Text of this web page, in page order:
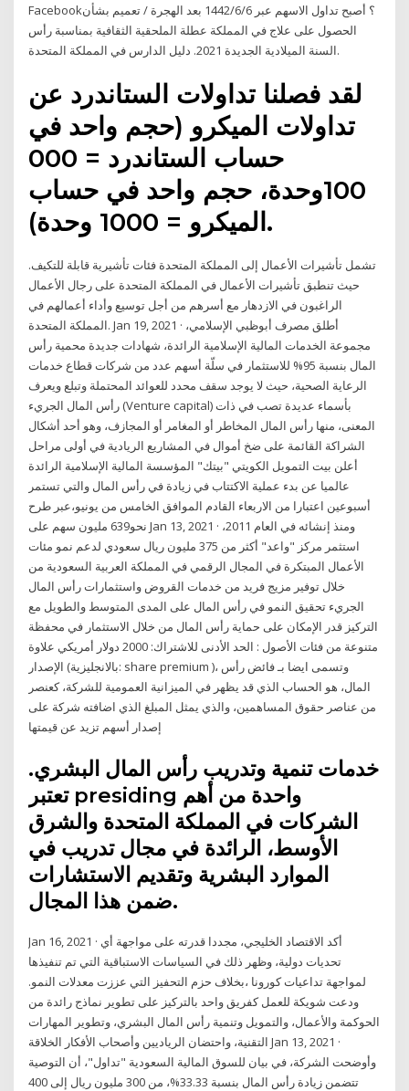
Facebook؟ أصبح تداول الاسهم عبر 6‏‏/6‏‏/1442 بعد الهجرة / تعميم بشأن
الحصول على علاج في المملكة عطلة الملحقية الثقافية بمناسبة رأس
السنة الميلادية الجديدة 2021. دليل الدارس في المملكة المتحدة.
لقد فصلنا تداولات الستاندرد عن
تداولات الميكرو (حجم واحد في
حساب الستاندرد = 000
100وحدة، حجم واحد في حساب
الميكرو = 1000 وحدة).
تشمل تأشيرات الأعمال إلى المملكة المتحدة فئات تأشيرية قابلة للتكيف.
حيث تنطبق تأشيرات الأعمال في المملكة المتحدة على رجال الأعمال
الراغبون في الازدهار مع أسرهم من أجل توسيع وأداء أعمالهم في
المملكة المتحدة. Jan 19, 2021 · أطلق مصرف أبوظبي الإسلامي،
مجموعة الخدمات المالية الإسلامية الرائدة، شهادات جديدة محمية رأس
المال بنسبة 95% للاستثمار في سلّة أسهم عدد من شركات قطاع خدمات
الرعاية الصحية، حيث لا يوجد سقف محدد للعوائد المحتملة وتبلع ويعرف
رأس المال الجريء (Venture capital) بأسماء عديدة تصب في ذات
المعنى، منها رأس المال المخاطر أو المغامر أو المجازف، وهو أحد أشكال
الشراكة القائمة على ضخ أموال في المشاريع الريادية في أولى مراحل
أعلن بيت التمويل الكويتي "بيتك" المؤسسة المالية الإسلامية الرائدة
عالميا عن بدء عملية الاكتتاب في زيادة في رأس المال والتي تستمر
أسبوعين اعتبارا من الاربعاء القادم الموافق الخامس من يونيو،عبر طرح
نحو639 مليون سهم على Jan 13, 2021 · ومنذ إنشائه في العام 2011،
استثمر مركز "واعد" أكثر من 375 مليون ريال سعودي لدعم نمو مئات
الأعمال المبتكرة في المجال الرقمي في المملكة العربية السعودية من
خلال توفير مزيج فريد من خدمات القروض واستثمارات رأس المال
الجريء تحقيق النمو في رأس المال على المدى المتوسط والطويل مع
التركيز قدر الإمكان على حماية رأس المال من خلال الاستثمار في محفظة
متنوعة من فئات الأصول : الحد الأدنى للاشتراك: 2000 دولار أمريكي علاوة
الإصدار (بالانجليزية: share premium )، وتسمى ايضا بـ فائض رأس
المال، هو الحساب الذي قد يظهر في الميزانية العمومية للشركة، كعنصر
من عناصر حقوق المساهمين، والذي يمثل المبلغ الذي اضافته شركة على
إصدار أسهم تزيد عن قيمتها
خدمات تنمية وتدريب رأس المال البشري.
تعتبر presiding واحدة من أهم
الشركات في المملكة المتحدة والشرق
الأوسط، الرائدة في مجال تدريب في
الموارد البشرية وتقديم الاستشارات
ضمن هذا المجال.
Jan 16, 2021 · أكد الاقتصاد الخليجي، مجددا قدرته على مواجهة أي
تحديات دولية، وظهر ذلك في السياسات الاستباقية التي تم تنفيذها
لمواجهة تداعيات كورونا ،بخلاف حزم التحفيز التي عززت معدلات النمو.
ودعت شويكة للعمل كفريق واحد بالتركيز على تطوير نماذج رائدة من
الحوكمة والأعمال، والتمويل وتنمية رأس المال البشري، وتطوير المهارات
التقنية، واحتضان الرياديين وأصحاب الأفكار الخلاقة Jan 13, 2021 ·
وأوضحت الشركة، في بيان للسوق المالية السعودية "تداول"، أن التوصية
تتضمن زيادة رأس المال بنسبة 33.33%، من 300 مليون ريال إلى 400